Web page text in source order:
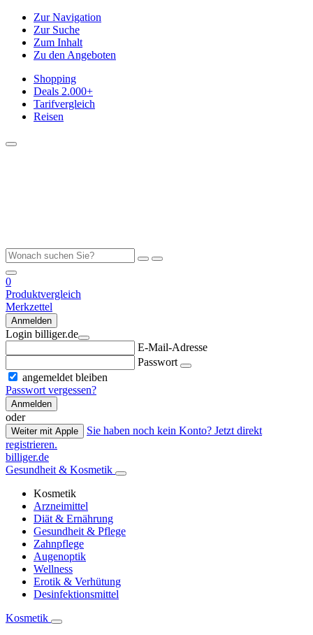
Zur Navigation
Zur Suche
Zum Inhalt
Zu den Angeboten
Shopping
Deals 2.000+
Tarifvergleich
Reisen
0
Produktvergleich
Merkzettel
Anmelden
Login billiger.de
E-Mail-Adresse
Passwort
angemeldet bleiben
Passwort vergessen?
Anmelden
oder
Weiter mit Apple
Sie haben noch kein Konto? Jetzt direkt
registrieren.
billiger.de
Gesundheit & Kosmetik
Kosmetik
Arzneimittel
Diät & Ernährung
Gesundheit & Pflege
Zahnpflege
Augenoptik
Wellness
Erotik & Verhütung
Desinfektionsmittel
Kosmetik